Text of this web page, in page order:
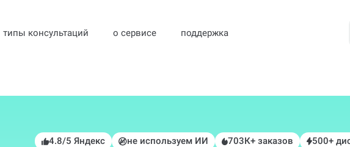
типы консультаций о сервисе поддержка
4.8/5 Яндекс не используем ИИ 703К+ заказов 500+